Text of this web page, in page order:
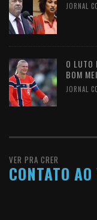
JORNAL
O LUTO
BOM
JORNAL
VER PRA CRER
CONTATO